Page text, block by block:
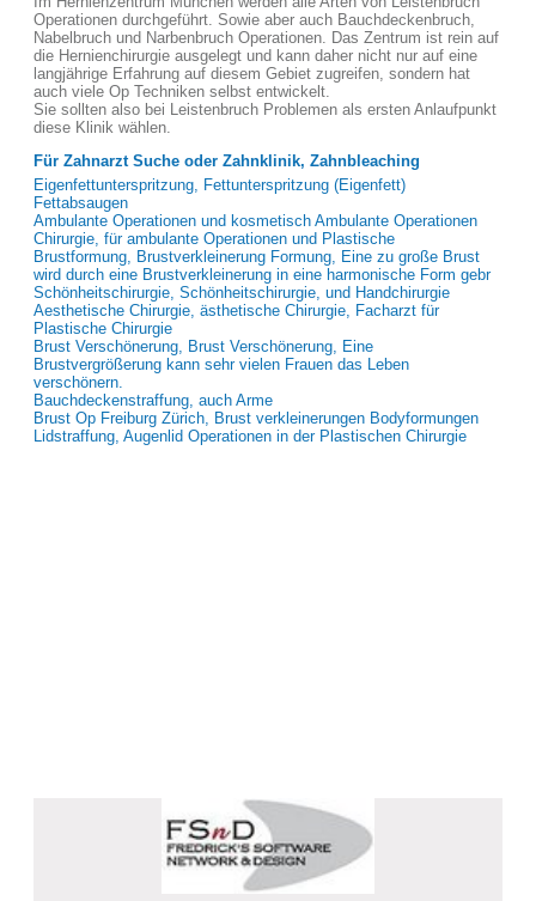
Operationen durchgeführt. Sowie aber auch Bauchdeckenbruch,
Nabelbruch und Narbenbruch Operationen. Das Zentrum ist rein auf
die Hernienchirurgie ausgelegt und kann daher nicht nur auf eine
langjährige Erfahrung auf diesem Gebiet zugreifen, sondern hat
auch viele Op Techniken selbst entwickelt.
Sie sollten also bei Leistenbruch Problemen als ersten Anlaufpunkt
diese Klinik wählen.
Für Zahnarzt Suche oder Zahnklinik, Zahnbleaching
Eigenfettunterspritzung, Fettunterspritzung (Eigenfett)
Fettabsaugen
Ambulante Operationen und kosmetisch Ambulante Operationen
Chirurgie, für ambulante Operationen und Plastische
Brustformung, Brustverkleinerung Formung, Eine zu große Brust
wird durch eine Brustverkleinerung in eine harmonische Form gebr
Schönheitschirurgie, Schönheitschirurgie, und Handchirurgie
Aesthetische Chirurgie, ästhetische Chirurgie, Facharzt für
Plastische Chirurgie
Brust Verschönerung, Brust Verschönerung, Eine
Brustvergrößerung kann sehr vielen Frauen das Leben
verschönern.
Bauchdeckenstraffung, auch Arme
Brust Op Freiburg Zürich, Brust verkleinerungen Bodyformungen
Lidstraffung, Augenlid Operationen in der Plastischen Chirurgie